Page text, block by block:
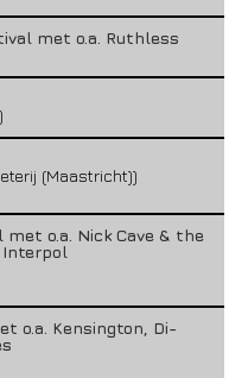
met o.a. Ruthless
(Maastricht))
met o.a. Nick Cave & the
Interpol
o.a. Kensington, Di-